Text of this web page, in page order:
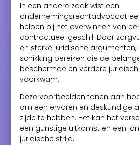
In een andere zaak wist een
ondernemingsrechtadvocaat
helpen bij het overwinnen van
contractueel geschil. Door
en sterke juridische argumenten,
schikking bereiken die de
beschermde en verdere
voorkwam.
Deze voorbeelden tonen aan
om een ervaren en deskundige
zijde te hebben. Het kan het
een gunstige uitkomst en een
juridische strijd.